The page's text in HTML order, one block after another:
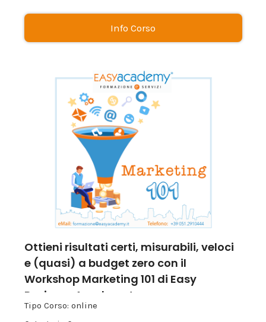
Info Corso
Ottieni risultati certi, misurabili, veloci
e (quasi) a budget zero con il
Workshop Marketing 101 di Easy
Business Academy!
Tipo Corso: online